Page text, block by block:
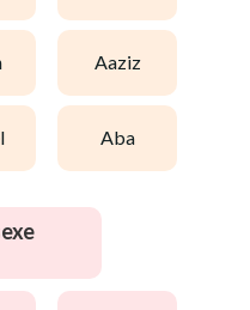
aaziz
aba